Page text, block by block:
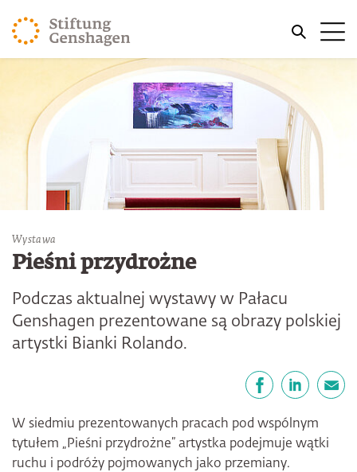
PRZJDŹ DO TREŚCI GŁÓWNEJ
PRZEJDŹ DO WYSZUKIWARKI
Wystawa
Pieśni przydrożne
Podczas aktualnej wystawy w Pałacu
Genshagen prezentowane są obrazy polskiej
artystki Bianki Rolando.
W siedmiu prezentowanych pracach pod wspólnym
tytułem „Pieśni przydrożne” artystka podejmuje wątki
ruchu i podróży pojmowanych jako przemiany.